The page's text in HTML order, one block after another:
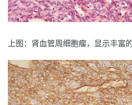
上图：肾血管周细胞瘤，显示丰富